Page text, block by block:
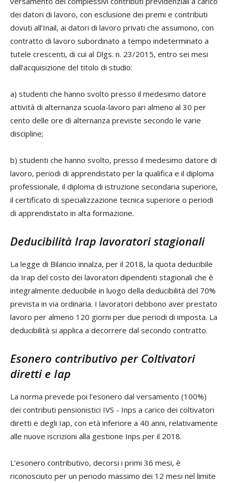
dei datori di lavoro, con esclusione dei premi e contributi
dovuti all’Inail, ai datori di lavoro privati che assumono, con
contratto di lavoro subordinato a tempo indeterminato a
tutele crescenti, di cui al Dlgs. n. 23/2015, entro sei mesi
dall’acquisizione del titolo di studio:
a) studenti che hanno svolto presso il medesimo datore
attività di alternanza scuola-lavoro pari almeno al 30 per
cento delle ore di alternanza previste secondo le varie
discipline;
b) studenti che hanno svolto, presso il medesimo datore di
lavoro, periodi di apprendistato per la qualifica e il diploma
professionale, il diploma di istruzione secondaria superiore,
il certificato di specializzazione tecnica superiore o periodi
di apprendistato in alta formazione.
Deducibilità Irap lavoratori stagionali
La legge di Bilancio innalza, per il 2018, la quota deducibile
da Irap del costo dei lavoratori dipendenti stagionali che è
integralmente deducibile in luogo della deducibilità del 70%
prevista in via ordinaria. I lavoratori debbono aver prestato
lavoro per almeno 120 giorni per due periodi di imposta. La
deducibilità si applica a decorrere dal secondo contratto.
Esonero contributivo per Coltivatori
diretti e Iap
La norma prevede poi l’esonero dal versamento (100%)
dei contributi pensionistici IVS - Inps a carico dei coltivatori
diretti e degli Iap, con età inferiore a 40 anni, relativamente
alle nuove iscrizioni alla gestione Inps per il 2018.
L’esonero contributivo, decorsi i primi 36 mesi, è
riconosciuto per un periodo massimo dei 12 mesi nel limite